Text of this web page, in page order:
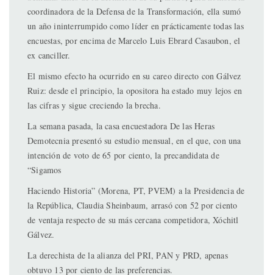
coordinadora de la Defensa de la Transformación, ella sumó
un año ininterrumpido como líder en prácticamente todas las
encuestas, por encima de Marcelo Luis Ebrard Casaubon, el
ex canciller.
El mismo efecto ha ocurrido en su careo directo con Gálvez
Ruiz: desde el principio, la opositora ha estado muy lejos en
las cifras y sigue creciendo la brecha.
La semana pasada, la casa encuestadora De las Heras
Demotecnia presentó su estudio mensual, en el que, con una
intención de voto de 65 por ciento, la precandidata de
“Sigamos
Haciendo Historia” (Morena, PT, PVEM) a la Presidencia de
la República, Claudia Sheinbaum, arrasó con 52 por ciento
de ventaja respecto de su más cercana competidora, Xóchitl
Gálvez.
La derechista de la alianza del PRI, PAN y PRD, apenas
obtuvo 13 por ciento de las preferencias.